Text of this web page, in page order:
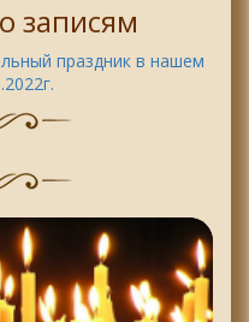
записям
праздник в нашем